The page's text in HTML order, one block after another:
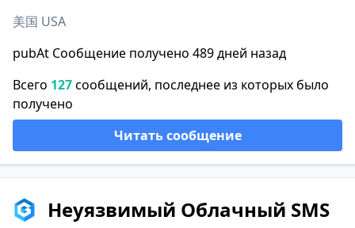
美国 USA
pubAt Сообщение получено 489 дней назад
Всего 127сообщений, последнее из которых было
получено
Читать сообщение
Неуязвимый Облачный SMS